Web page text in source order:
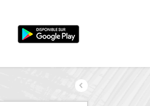
Par quartiers